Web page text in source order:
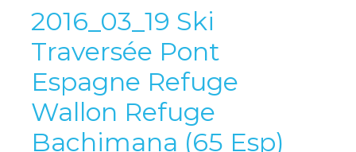
2016_03_19 Ski
Traversée Pont
Espagne Refuge
Wallon Refuge
Bachimana (65 Esp)